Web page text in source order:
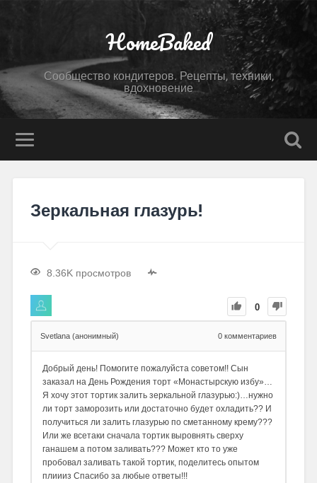
HomeBaked
Сообщество кондитеров. Рецепты, техники,
вдохновение
Зеркальная глазурь!
8.36K просмотров
0
Svetlana (анонимный) 0 комментариев
Добрый день! Помогите пожалуйста советом!! Сын
заказал на День Рождения торт «Монастырскую избу»…
Я хочу этот тортик залить зеркальной глазурью:)…нужно
ли торт заморозить или достаточно будет охладить?? И
получиться ли залить глазурью по сметанному крему???
Или же всетаки сначала тортик выровнять сверху
ганашем а потом заливать??? Может кто то уже
пробовал заливать такой тортик, поделитесь опытом
плиииз Спасибо за любые ответы!!!